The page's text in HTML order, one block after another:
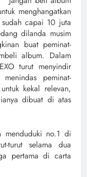
menghangatkan
capai 10 juta
dilanda musim
buat peminat-
album. Dalam
turut menyindir
peminat-
kekal relevan,
dibuat di atas
menduduki no.1 di
turut selama dua
pertama di carta